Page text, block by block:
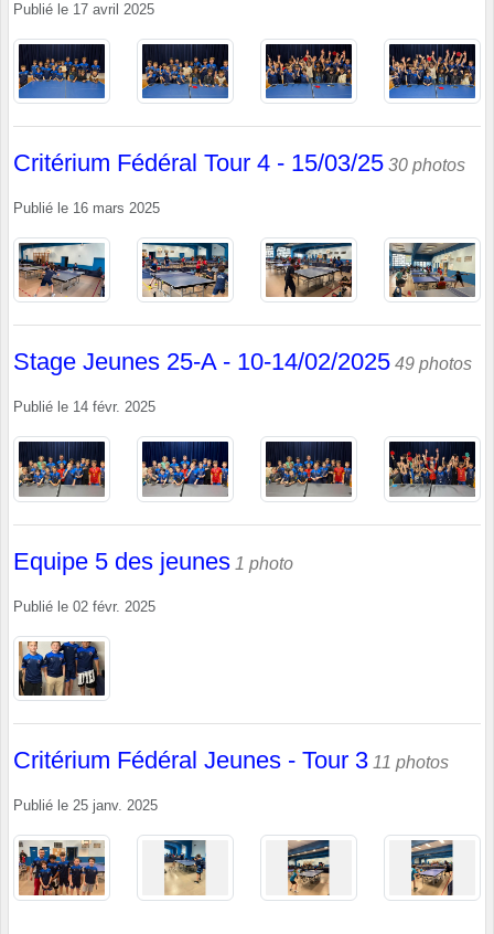
Publié le 17 avril 2025
Critérium Fédéral Tour 4 - 15/03/25 30 photos
Publié le 16 mars 2025
Stage Jeunes 25-A - 10-14/02/2025 49 photos
Publié le 14 févr. 2025
Equipe 5 des jeunes 1 photo
Publié le 02 févr. 2025
Critérium Fédéral Jeunes - Tour 3 11 photos
Publié le 25 janv. 2025